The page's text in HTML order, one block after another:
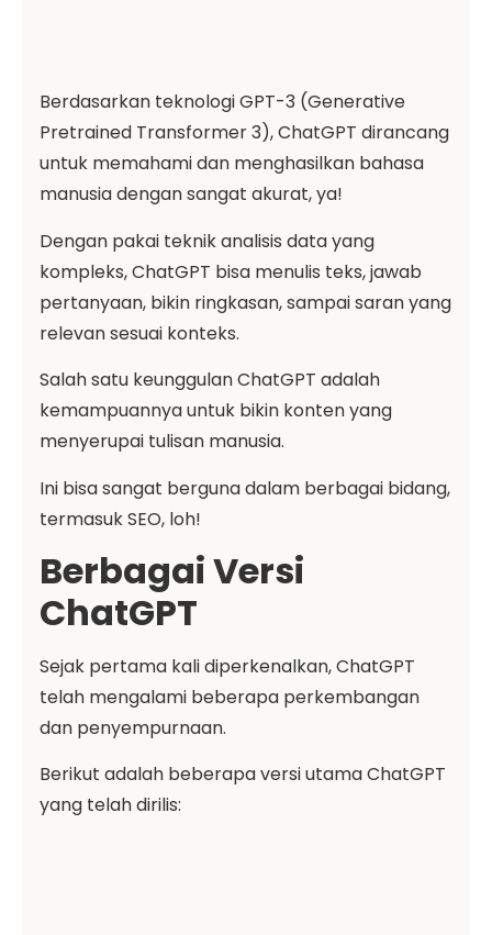
Berdasarkan teknologi GPT-3 (Generative
Pretrained Transformer 3), ChatGPT dirancang
untuk memahami dan menghasilkan bahasa
manusia dengan sangat akurat, ya!
Dengan pakai teknik analisis data yang
kompleks, ChatGPT bisa menulis teks, jawab
pertanyaan, bikin ringkasan, sampai saran yang
relevan sesuai konteks.
Salah satu keunggulan ChatGPT adalah
kemampuannya untuk bikin konten yang
menyerupai tulisan manusia.
Ini bisa sangat berguna dalam berbagai bidang,
termasuk SEO, loh!
Berbagai Versi
ChatGPT
Sejak pertama kali diperkenalkan, ChatGPT
telah mengalami beberapa perkembangan
dan penyempurnaan.
Berikut adalah beberapa versi utama ChatGPT
yang telah dirilis: